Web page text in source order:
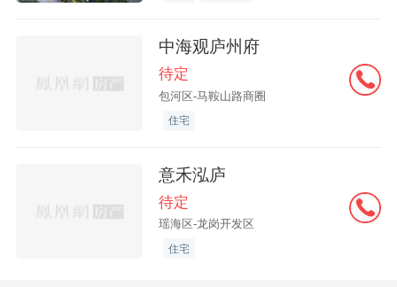
中海观庐州府
待定
包河区-马鞍山路商圈
住宅
意禾泓庐
待定
瑶海区-龙岗开发区
住宅